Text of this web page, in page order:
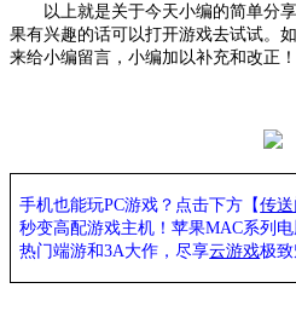
以上就是关于今天小编的简单分
果有兴趣的话可以打开游戏去试试。
来给小编留言，小编加以补充和改正！
手机也能玩PC游戏？点击下方【传送
秒变高配游戏主机 ！苹果MAC系列
热门端游和3A大作， 尽享云游戏极